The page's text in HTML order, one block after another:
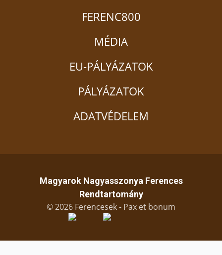
FERENC800
MÉDIA
EU-PÁLYÁZATOK
PÁLYÁZATOK
ADATVÉDELEM
Magyarok Nagyasszonya Ferences
Rendtartomány
© 2026 Ferencesek - Pax et bonum